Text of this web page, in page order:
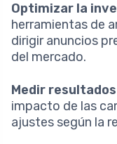
Optimizar la
herramientas de
dirigir anuncios
del mercado.
Medir
impacto de las
ajustes según la